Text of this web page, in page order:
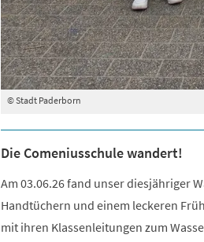
© Stadt Paderborn
Die Comeniusschule wandert!
Am 03.06.26 fand unser diesjähriger
Handtüchern und einem leckeren
mit ihren Klassenleitungen zum